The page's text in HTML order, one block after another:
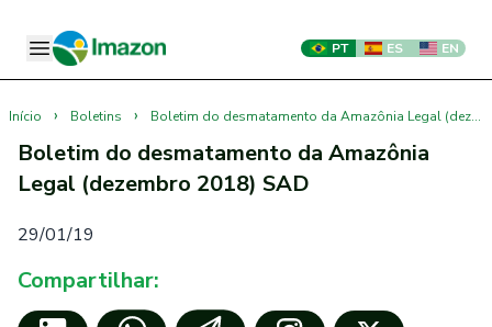
PT ES EN
Início › Boletins › Boletim do desmatamento da Amazônia Legal (dezembro 2018) SAD
Boletim do desmatamento da Amazônia
Legal (dezembro 2018) SAD
29/01/19
Compartilhar: